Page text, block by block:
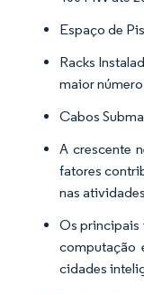
Espaço de
Racks
maior
Cabos
A crescente
fatores
nas
Os principais
computação
cidades